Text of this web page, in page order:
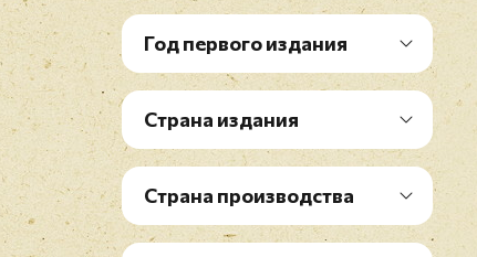
Год первого издания
Страна издания
Страна производства